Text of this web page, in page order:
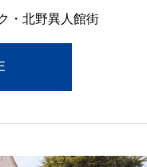
・北野異人館街